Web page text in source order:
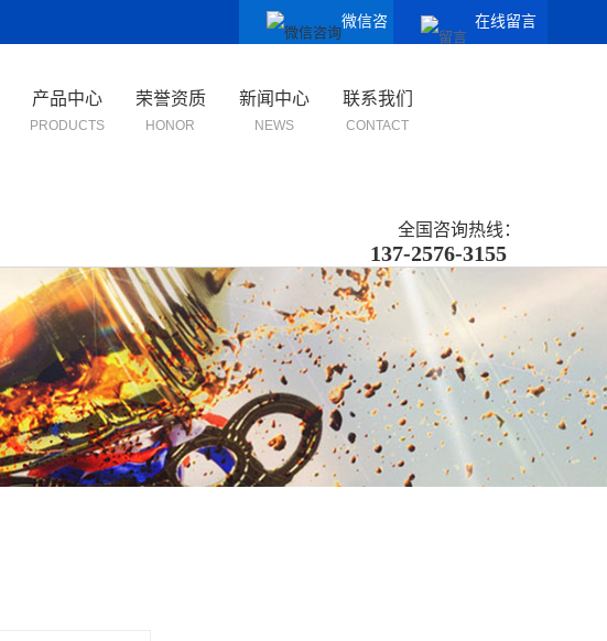
微信咨 在线留言
产品中心
PRODUCTS
荣誉资质
HONOR
新闻中心
NEWS
联系我们
CONTACT
全国咨询热线：
137-2576-3155